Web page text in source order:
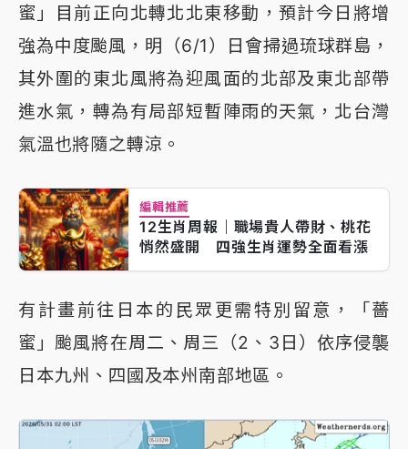
蜜」目前正向北轉北北東移動，預計今日將增
強為中度颱風，明（6/1）日會掃過琉球群島，
其外圍的東北風將為迎風面的北部及東北部帶
進水氣，轉為有局部短暫陣雨的天氣，北台灣
氣溫也將隨之轉涼。
編輯推薦
12生肖周報｜職場貴人帶財、桃花
悄然盛開 四強生肖運勢全面看漲
有計畫前往日本的民眾更需特別留意，「薔
蜜」颱風將在周二、周三（2、3日）依序侵襲
日本九州、四國及本州南部地區。